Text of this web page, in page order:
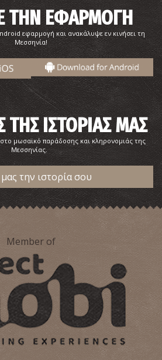
ΤΗΝ ΕΦΑΡΜΟΓΗ
εφαρμογή και ανακάλυψε εν κινήσει τη
Μεσσηνία!
ΤΗΣ ΙΣΤΟΡΙΑΣ ΜΑΣ
μωσαϊκό παράδοσης και κληρονομιάς της
Μεσσηνίας.
μας την ιστορία σου
Member of